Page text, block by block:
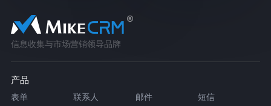
信息收集与市场营销领导品牌
产品
表单 联系人 邮件
短信